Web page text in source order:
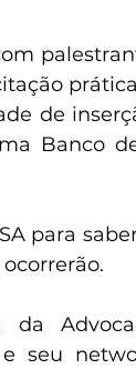
de
Banco
para
seu